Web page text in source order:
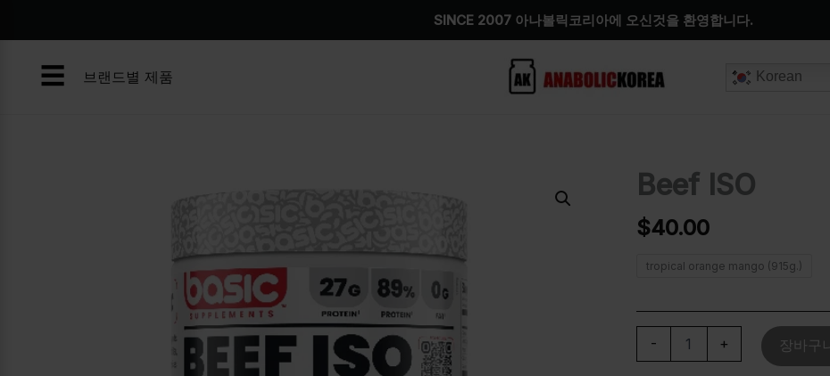
SINCE 2007 아나볼릭코리아에 오신것을 환영합니다.
☰ 브랜드별 제품 Korean
Beef ISO
$40.00
tropical orange mango (915g.)
-
Beef
ISO
량
+ 장바구니